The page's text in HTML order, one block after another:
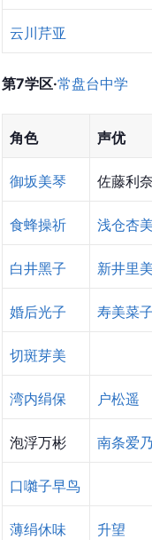
云川芹亚
第7学区·常盘台中学
角色 声优
御坂美琴 佐藤利
食蜂操祈 浅仓杏
白井黑子 新井里
婚后光子 寿美菜
切斑芽美
湾内绢保 户松遥
泡浮万彬 南条爱
口囃子早鸟
薄绢休味 升望